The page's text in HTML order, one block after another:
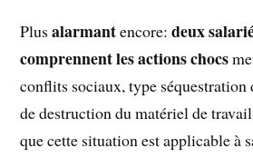
Plusalarmantencore:deux
comprennent les actions chocs
conflits sociaux, type séquestration
de destruction du matériel de
que cette situation est applicable à